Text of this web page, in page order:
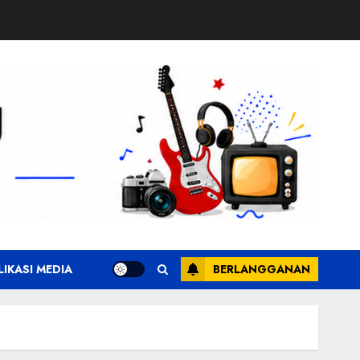
MEDIA BERLANGGANAN